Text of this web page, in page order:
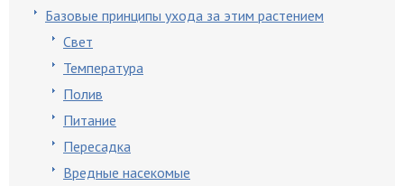
Базовые принципы ухода за этим растением
Свет
Температура
Полив
Питание
Пересадка
Вредные насекомые